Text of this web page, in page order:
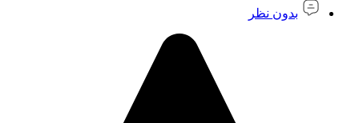
بدون نظر